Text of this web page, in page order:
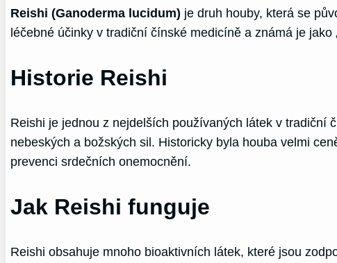
Reishi (Ganoderma lucidum) je druh houby, která se
léčebné účinky v tradiční čínské medicíně a známá je
Historie Reishi
Reishi je jednou z nejdelších používaných látek v tradiční
nebeských a božských sil. Historicky byla houba velmi
prevenci srdečních onemocnění.
Jak Reishi funguje
Reishi obsahuje mnoho bioaktivních látek, které jsou